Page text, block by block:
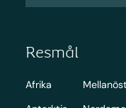
Resmål
Afrika